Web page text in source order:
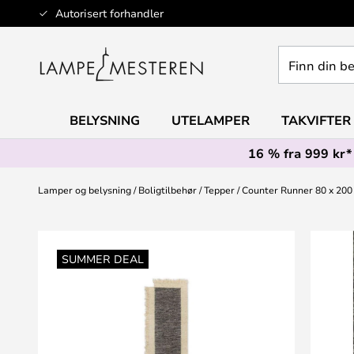
Autorisert forhandler
Hopp
til
din
BELYSNING UTELAMPER TAKVIFTER
16 % fra 999 kr*
Lamper og belysning Boligtilbehør Tepper Counter Runner 80 x
SUMMER DEAL